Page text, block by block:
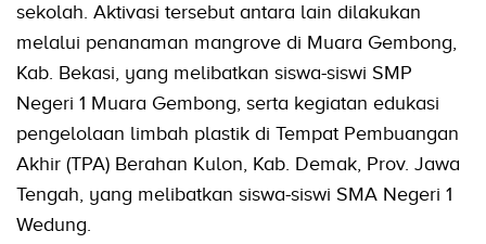
sekolah. Aktivasi tersebut antara lain dilakukan
melalui penanaman mangrove di Muara Gembong,
Kab. Bekasi, yang melibatkan siswa-siswi SMP
Negeri 1 Muara Gembong, serta kegiatan edukasi
pengelolaan limbah plastik di Tempat Pembuangan
Akhir (TPA) Berahan Kulon, Kab. Demak, Prov. Jawa
Tengah, yang melibatkan siswa-siswi SMA Negeri 1
Wedung.